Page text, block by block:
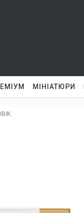
МІНІАТЮРИ